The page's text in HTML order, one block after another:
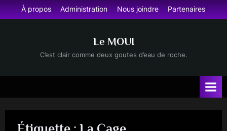
Skip
to
À propos Administration Nous joindre Partenaires
Le MOUI
C’est clair comme deux goutes d’eau de roche.